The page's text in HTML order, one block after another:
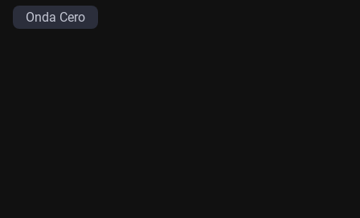
Onda Cero